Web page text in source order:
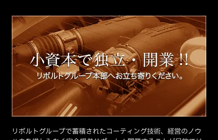
リボルトグループで蓄積されたコーティング技術、経営のノウ